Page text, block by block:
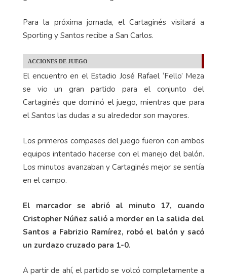
gracias a al diferencia de gol.
Sporting y Santos recibe a San Carlos.
ACCIONES DE JUEGO
El encuentro en el Estadio José Rafael ‘Fello’ Meza
se vio un gran partido para el conjunto del
el Santos las dudas a su alrededor son mayores.
Los primeros compases del juego fueron con ambos
equipos intentado hacerse con el manejo del balón.
en el campo.
El marcador se abrió al minuto 17, cuando
Cristopher Núñez salió a morder en la salida del
un zurdazo cruzado para 1-0.